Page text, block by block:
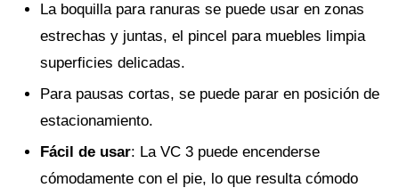
La boquilla para ranuras se puede usar en zonas
estrechas y juntas, el pincel para muebles limpia
superficies delicadas.
Para pausas cortas, se puede parar en posición de
estacionamiento.
Fácil de usar: La VC 3 puede encenderse
cómodamente con el pie, lo que resulta cómodo